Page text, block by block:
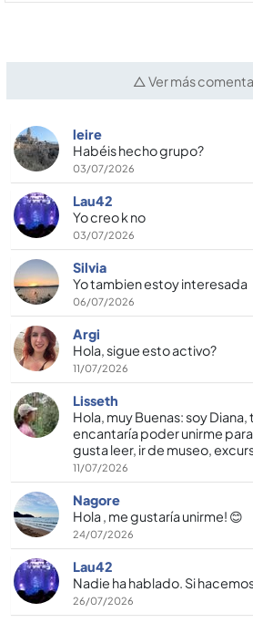
△ Ver más
leire
Habéis hecho grupo?
03/07/2026
Lau42
Yo creo k no
03/07/2026
Silvia
Yo tambien estoy interesada
06/07/2026
Argi
Hola, sigue esto activo?
11/07/2026
Lisseth
Hola, muy Buenas: soy
encantaría poder unirme
gusta leer, ir de museo,
11/07/2026
Nagore
Hola , me gustaría unirme! 😊
24/07/2026
Lau42
Nadie ha hablado. Si
26/07/2026